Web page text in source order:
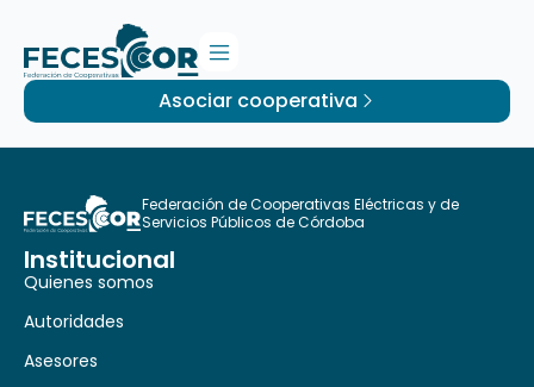
Asociar cooperativa
Federación de Cooperativas Eléctricas y de
Servicios Públicos de Córdoba
Institucional
Quienes somos
Autoridades
Asesores